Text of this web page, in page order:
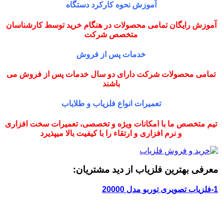
آموزش نحوه کارکرد دستگاه
آموزش رایگان تمامی محصولات در هنگام خرید توسط کارشناسان
متخصص شرکت
خدمات پس از فروش
تمامی محصولات شرکت دارای دو سال خدمات پس از فروش می
باشند
تعمیرات انواع فلزیاب و طلایاب
تیم متخصص ما با امکانات ویژه و تخصصی، تعمیرات سخت افزاری
و نرم افزاری و ارتقاء را با کیفیت بالا میپذیرد
معرفی بهترین فلزیاب از دید مشتریان:
1-فلزیاب تصویری توربو مدل 20000